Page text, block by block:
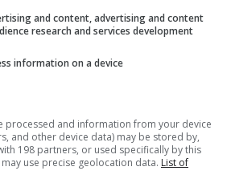
apenas os usuários desse
and content, advertising and content
research and services development
information on a device
processed and information from your device
and other device data) may be stored by,
198 partners, or used specifically by this
use precise geolocation data. List of